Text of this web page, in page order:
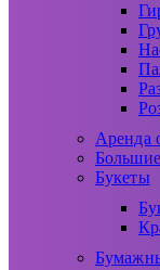
Аренда
Букеты